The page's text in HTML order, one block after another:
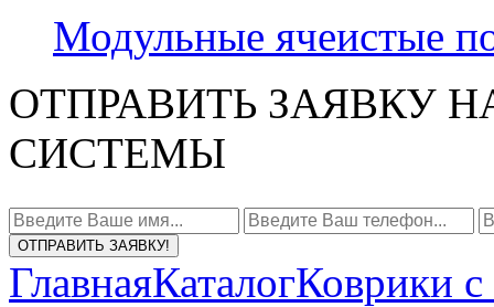
Модульные ячеистые
ОТПРАВИТЬ ЗАЯВКУ
СИСТЕМЫ
ОТПРАВИТЬ ЗАЯВКУ!
ГлавнаяКаталогКоврики